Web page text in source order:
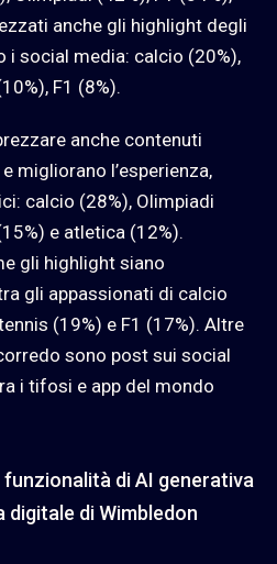
anche gli highlight degli
i social media: calcio (20%),
F1 (8%).
anche contenuti
migliorano l’esperienza,
calcio (28%), Olimpiadi
e atletica (12%).
gli highlight siano
gli appassionati di calcio
(19%) e F1 (17%). Altre
sono post sui social
i tifosi e app del mondo
funzionalità di AI generativa
digitale di Wimbledon